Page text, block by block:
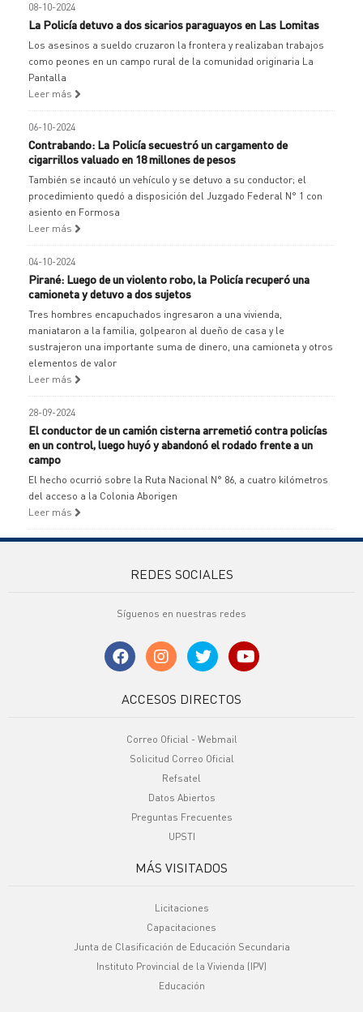
08-10-2024
La Policía detuvo a dos sicarios paraguayos en Las Lomitas
Los asesinos a sueldo cruzaron la frontera y realizaban trabajos
como peones en un campo rural de la comunidad originaria La
Pantalla
Leer más
06-10-2024
Contrabando: La Policía secuestró un cargamento de
cigarrillos valuado en 18 millones de pesos
También se incautó un vehículo y se detuvo a su conductor; el
procedimiento quedó a disposición del Juzgado Federal N° 1 con
asiento en Formosa
Leer más
04-10-2024
Pirané: Luego de un violento robo, la Policía recuperó una
camioneta y detuvo a dos sujetos
Tres hombres encapuchados ingresaron a una vivienda,
maniataron a la familia, golpearon al dueño de casa y le
sustrajeron una importante suma de dinero, una camioneta y otros
elementos de valor
Leer más
28-09-2024
El conductor de un camión cisterna arremetió contra policías
en un control, luego huyó y abandonó el rodado frente a un
campo
El hecho ocurrió sobre la Ruta Nacional N° 86, a cuatro kilómetros
del acceso a la Colonia Aborigen
Leer más
REDES SOCIALES
Síguenos en nuestras redes
ACCESOS DIRECTOS
Correo Oficial - Webmail
Solicitud Correo Oficial
Refsatel
Datos Abiertos
Preguntas Frecuentes
UPSTI
MÁS VISITADOS
Licitaciones
Capacitaciones
Junta de Clasificación de Educación Secundaria
Instituto Provincial de la Vivienda (IPV)
Educación